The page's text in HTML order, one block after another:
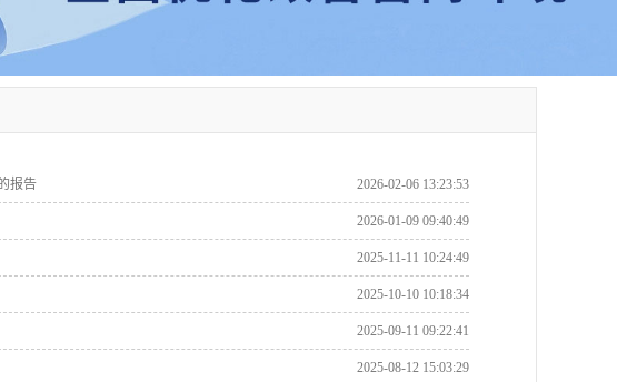
报告 2026-02-06 13:23:53
2026-01-09 09:40:49
2025-11-11 10:24:49
2025-10-10 10:18:34
2025-09-11 09:22:41
2025-08-12 15:03:29